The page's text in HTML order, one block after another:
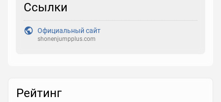
Рейтинг
Выберите рейтинг
Ссылки
Официальный сайт
shonenjumpplus.com
Рейтинг